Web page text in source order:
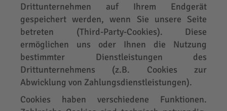
Drittunternehmen auf Ihrem Endgerät
gespeichert werden, wenn Sie unsere Seite
betreten (Third-Party-Cookies). Diese
ermöglichen uns oder Ihnen die Nutzung
bestimmter Dienstleistungen des
Drittunternehmens (z.B. Cookies zur
Abwicklung von Zahlungsdienstleistungen).
Cookies haben verschiedene Funktionen.